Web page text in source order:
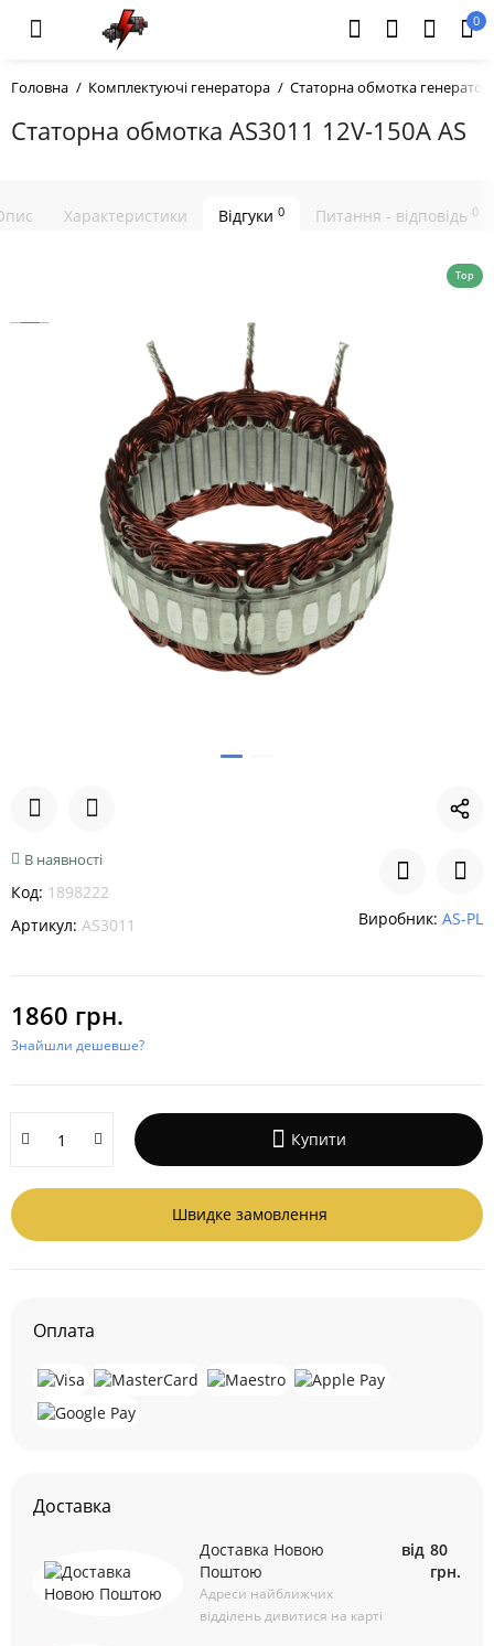
0
Головна Комплектуючі генератора Статорна обмотка
Статорна обмотка AS3011 12V-150A AS
Характеристики Відгуки 0 Питання - відповідь 0
Top
В наявності
Код: 1898222
Артикул: AS3011 Виробник: AS-PL
1860 грн.
Знайшли дешевше?
Купити
Швидке замовлення
Оплата
Доставка
Доставка Новою
Поштою
Адреси найближчих
відділень дивитися на карті
від 80
грн.